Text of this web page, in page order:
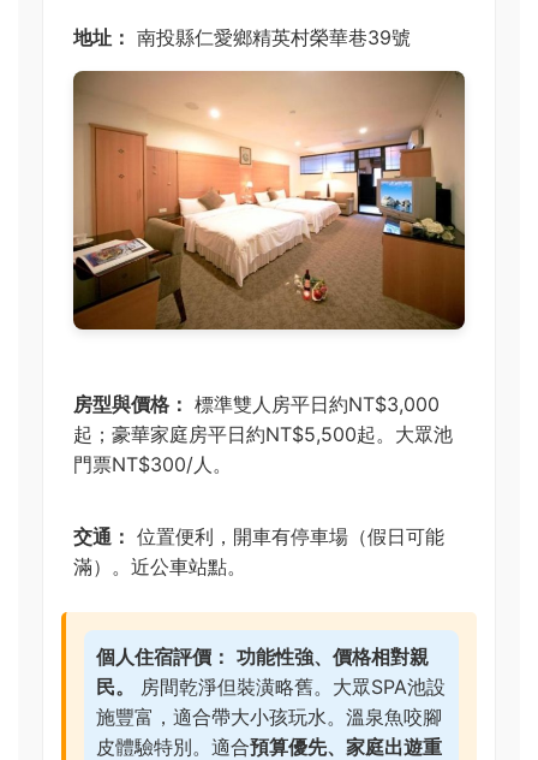
地址： 南投縣仁愛鄉精英村榮華巷39號
房型與價格： 標準雙人房平日約NT$3,000
起；豪華家庭房平日約NT$5,500起。大眾池
門票NT$300/人。
交通： 位置便利，開車有停車場（假日可能
滿）。近公車站點。
個人住宿評價： 功能性強、價格相對親
民。
房間乾淨但裝潢略舊。大眾SPA池設
施豐富，適合帶大小孩玩水。溫泉魚咬腳
皮體驗特別。適合預算優先、家庭出遊重